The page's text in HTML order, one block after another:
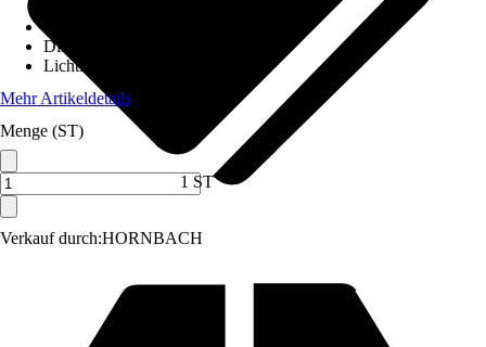
Verkauf durch:HORNBACH
Dimmbar
Lichtfarbe
Mehr Artikeldetails
Menge (ST)
1 ST